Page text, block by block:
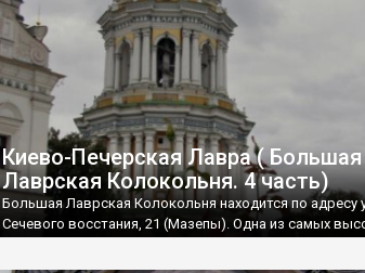
Киево-Печерская Лавра ( Большая
Лаврская Колокольня. 4 часть)
Большая Лаврская Колокольня находится по адресу
Сечевого восстания, 21 (Мазепы). Одна из самых